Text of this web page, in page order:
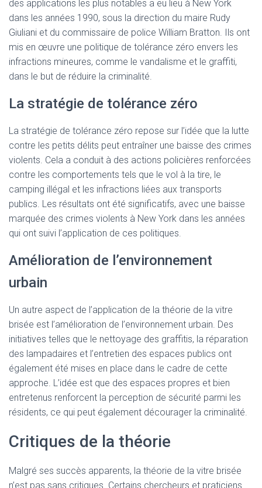
des applications les plus notables a eu lieu à New York
dans les années 1990, sous la direction du maire Rudy
Giuliani et du commissaire de police William Bratton. Ils ont
mis en œuvre une politique de tolérance zéro envers les
infractions mineures, comme le vandalisme et le graffiti,
dans le but de réduire la criminalité.
La stratégie de tolérance zéro
La stratégie de tolérance zéro repose sur l’idée que la lutte
contre les petits délits peut entraîner une baisse des crimes
violents. Cela a conduit à des actions policières renforcées
contre les comportements tels que le vol à la tire, le
camping illégal et les infractions liées aux transports
publics. Les résultats ont été significatifs, avec une baisse
marquée des crimes violents à New York dans les années
qui ont suivi l’application de ces politiques.
Amélioration de l’environnement
urbain
Un autre aspect de l’application de la théorie de la vitre
brisée est l’amélioration de l’environnement urbain. Des
initiatives telles que le nettoyage des graffitis, la réparation
des lampadaires et l’entretien des espaces publics ont
également été mises en place dans le cadre de cette
approche. L’idée est que des espaces propres et bien
entretenus renforcent la perception de sécurité parmi les
résidents, ce qui peut également décourager la criminalité.
Critiques de la théorie
Malgré ses succès apparents, la théorie de la vitre brisée
n’est pas sans critiques. Certains chercheurs et praticiens